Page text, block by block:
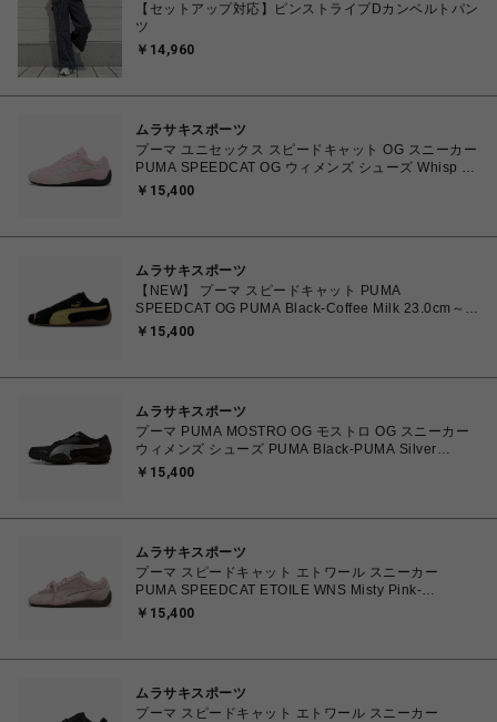
【セットアップ対応】ピンストライプDカンベルトパン
ツ
￥14,960
ムラサキスポーツ
プーマ ユニセックス スピードキャット OG スニーカー
PUMA SPEEDCAT OG ウィメンズ シューズ Whisp Of
Pink-PUMA White 23.0cm～25.0cm 398846_04
￥15,400
ムラサキスポーツ
【NEW】 プーマ スピードキャット PUMA
SPEEDCAT OG PUMA Black-Coffee Milk 23.0cm～
25.0cm 398846-91 4069162801821 【送料無料 北海
￥15,400
ムラサキスポーツ
プーマ PUMA MOSTRO OG モストロ OG スニーカー
ウィメンズ シューズ PUMA Black-PUMA Silver
23.0cm～25.0㎝ 397330_17 4069157788854 【送料
￥15,400
ムラサキスポーツ
プーマ スピードキャット エトワール スニーカー
PUMA SPEEDCAT ETOILE WNS Misty Pink-
Chocolate Fondue 23.0cm～25.0㎝ 407673_03
￥15,400
ムラサキスポーツ
プーマ スピードキャット エトワール スニーカー